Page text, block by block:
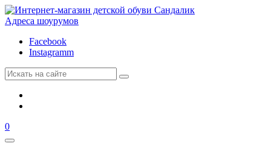
Адреса шоурумов
Facebook
Instagramm
0